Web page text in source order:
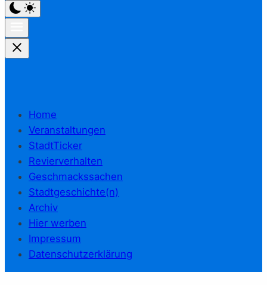
Home
Veranstaltungen
StadtTicker
Revierverhalten
Geschmackssachen
Stadtgeschichte(n)
Archiv
Hier werben
Impressum
Datenschutzerklärung